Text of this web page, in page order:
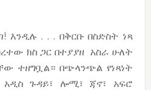
. . . በቅርቡ በስድስት ነጻ
ክስ ጋር በተያያዘ አስራ ሁለት
ተዘግቧል። በጭላንጭል የነጻነት
አዲስ ጉዳይ፣ ሎሚ፣ ጃኖ፣ አፍሮ